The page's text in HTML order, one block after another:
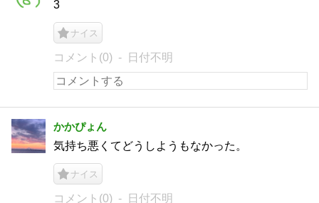
3
ナイス
コメント(0) 日付不明
かかぴょん
気持ち悪くてどうしようもなかった。
ナイス
コメント(0) 日付不明